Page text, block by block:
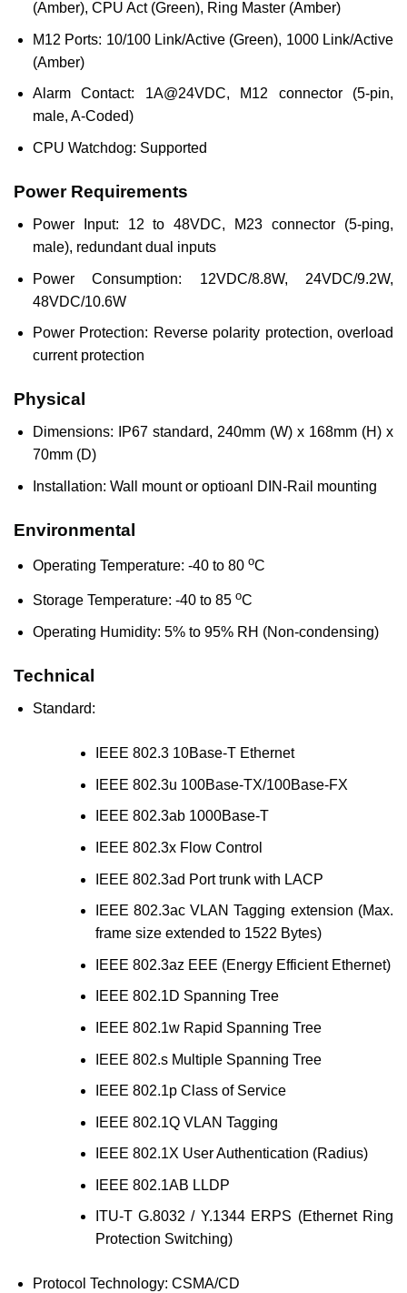
(Amber), CPU Act (Green), Ring Master (Amber)
M12 Ports: 10/100 Link/Active (Green), 1000 Link/Active
(Amber)
Alarm Contact: 1A@24VDC, M12 connector (5-pin,
male, A-Coded)
CPU Watchdog: Supported
Power Requirements
Power Input: 12 to 48VDC, M23 connector (5-ping,
male), redundant dual inputs
Power Consumption: 12VDC/8.8W, 24VDC/9.2W,
48VDC/10.6W
Power Protection: Reverse polarity protection, overload
current protection
Physical
Dimensions: IP67 standard, 240mm (W) x 168mm (H) x
70mm (D)
Installation: Wall mount or optioanl DIN-Rail mounting
Environmental
Operating Temperature: -40 to 80 oC
Storage Temperature: -40 to 85 oC
Operating Humidity: 5% to 95% RH (Non-condensing)
Technical
Standard:
IEEE 802.3 10Base-T Ethernet
IEEE 802.3u 100Base-TX/100Base-FX
IEEE 802.3ab 1000Base-T
IEEE 802.3x Flow Control
IEEE 802.3ad Port trunk with LACP
IEEE 802.3ac VLAN Tagging extension (Max.
frame size extended to 1522 Bytes)
IEEE 802.3az EEE (Energy Efficient Ethernet)
IEEE 802.1D Spanning Tree
IEEE 802.1w Rapid Spanning Tree
IEEE 802.s Multiple Spanning Tree
IEEE 802.1p Class of Service
IEEE 802.1Q VLAN Tagging
IEEE 802.1X User Authentication (Radius)
IEEE 802.1AB LLDP
ITU-T G.8032 / Y.1344 ERPS (Ethernet Ring
Protection Switching)
Protocol Technology: CSMA/CD